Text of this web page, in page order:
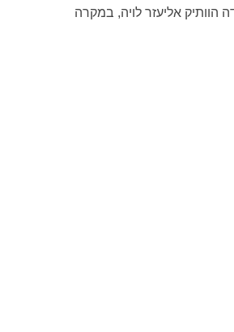
אליעזר לויה, במקרה